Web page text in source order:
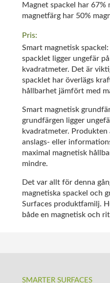
Magnet spackel har 67%
magnetfärg har 50%
Pris:
Smart magnetisk
spacklet ligger ungefär
kvadratmeter. Det är
spacklet har överlägs
hållbarhet jämfört med
Smart magnetisk
grundfärgen ligger
kvadratmeter.
anslags- eller
maximal magnetisk
mindre.
Det var allt för denna
magnetiska spackel och
Surfaces produktfamilj.
både en magnetisk och
SMARTER SURFACES